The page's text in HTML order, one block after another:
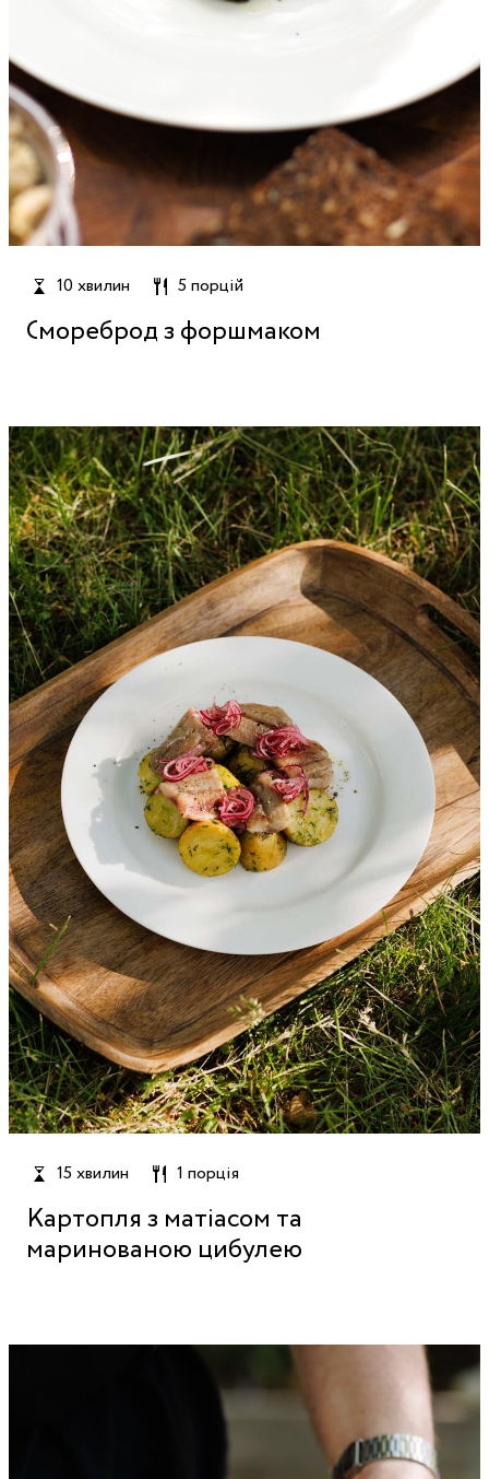
10 хвилин 5 порцій
Смореброд з форшмаком
15 хвилин 1 порція
Картопля з матіасом та
маринованою цибулею